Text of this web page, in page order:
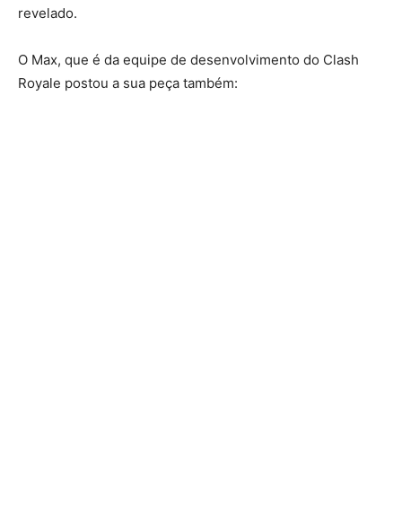
revelado.
O Max, que é da equipe de desenvolvimento do Clash
Royale postou a sua peça também: